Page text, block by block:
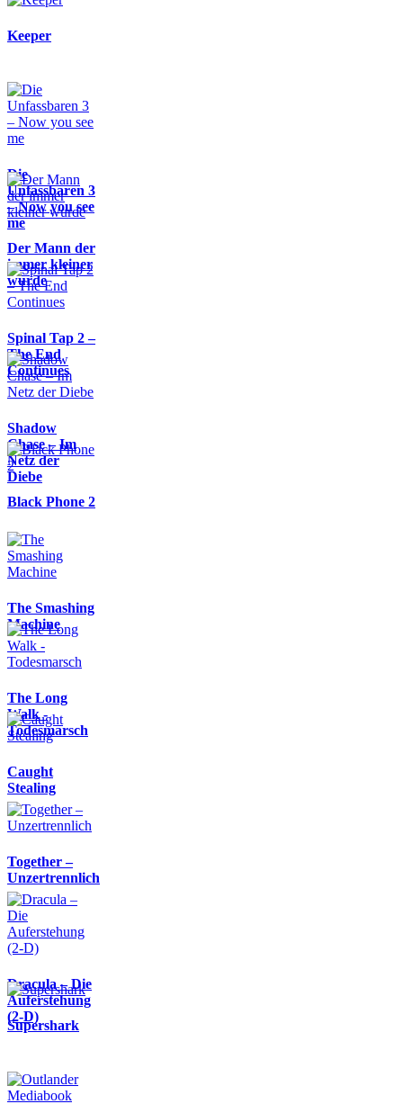
Keeper
Die
Unfassbaren 3
– Now you see
me
Der Mann der
immer kleiner
wurde
Spinal Tap 2 –
The End
Continues
Shadow
Chase – Im
Netz der
Diebe
Black Phone 2
The Smashing
Machine
The Long
Walk -
Todesmarsch
Caught
Stealing
Together –
Unzertrennlich
Dracula – Die
Auferstehung
(2-D)
Supershark